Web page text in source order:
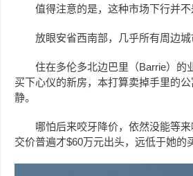
值得注意的是，这种市场下行并不
放眼安省西南部，几乎所有周边城
住在多伦多北边巴里（Barrie）的
买下心仪的新房，本打算卖掉手里的
静。
哪怕后来咬牙降价，依然没能等
交价普遍才$60万元出头，远低于她的